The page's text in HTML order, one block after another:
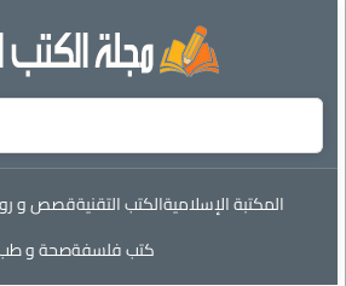
المكتبة الإسلاميةالكتب التقنيةقصص و
كتب فلسفةصحة و